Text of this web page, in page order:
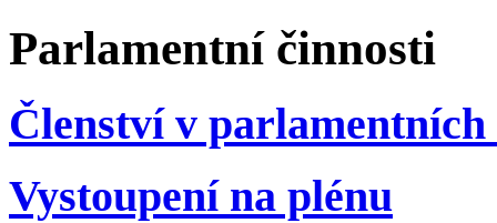
Parlamentní činnosti
Členství v
Vystoupení na plénu